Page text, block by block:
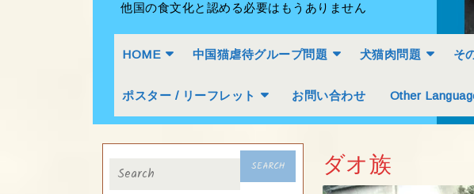
他国の食文化と認める必要はもうありません
HOME 中国猫虐待グループ問題 犬猫肉問題 そ
ポスター / リーフレット お問い合わせ Other
for:
ダオ族